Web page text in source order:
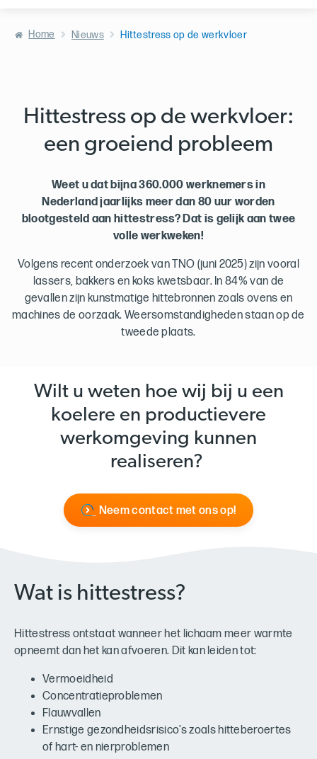
Home Nieuws Hittestress op de werkvloer
Hittestress op de werkvloer:
een groeiend probleem
Weet u dat bijna 360.000 werknemers in
Nederland jaarlijks meer dan 80 uur worden
blootgesteld aan hittestress? Dat is gelijk aan twee
volle werkweken!
Volgens recent onderzoek van TNO (juni 2025) zijn vooral
lassers, bakkers en koks kwetsbaar. In 84% van de
gevallen zijn kunstmatige hittebronnen zoals ovens en
machines de oorzaak. Weersomstandigheden staan op de
tweede plaats.
Wilt u weten hoe wij bij u een
koelere en productievere
werkomgeving kunnen
realiseren?
Neem contact met ons op!
Wat is hittestress?
Hittestress ontstaat wanneer het lichaam meer warmte
opneemt dan het kan afvoeren. Dit kan leiden tot:
Vermoeidheid
Concentratieproblemen
Flauwvallen
Ernstige gezondheidsrisico’s zoals hitteberoertes
of hart- en nierproblemen